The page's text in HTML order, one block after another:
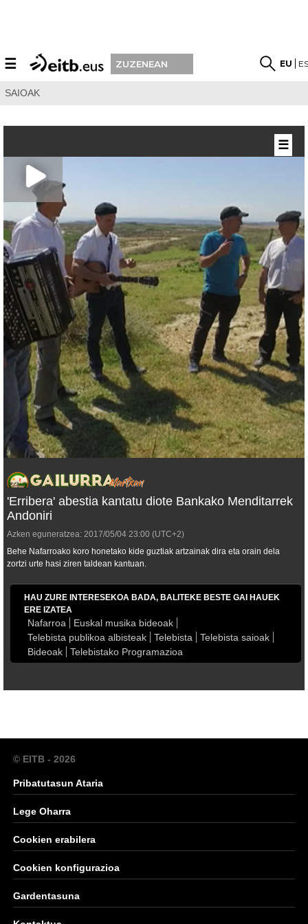
☰ ZUZENEAN EU
SAIOAK
'Erribera' abestia kantatu diote Bankako Menditarrek
Andoniri
Azken eguneratzea: 2017/05/04 23:00 (UTC+2)
Behe Nafarroako koro honetako kide guztiak artzainak dira eta orain dela
zortzi urte hasi ziren taldean kantuan.
HAU ZURE INTERESEKOA BADA, BALITEKE BESTE GAI HAUEK
ERE IZATEA
Nafarroa
Euskal musika bideoak
Telebista publikoa albisteak
Telebista
Telebista saioak
Bideoak
Telebistako Programazioa
☰
© EITB - 2026
Pribatutasun Ataria
Lege Oharra
Cookien erabilera
Cookien konfigurazioa
Gardentasuna